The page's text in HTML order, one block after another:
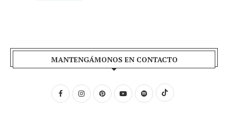
MANTENGÁMONOS EN CONTACTO